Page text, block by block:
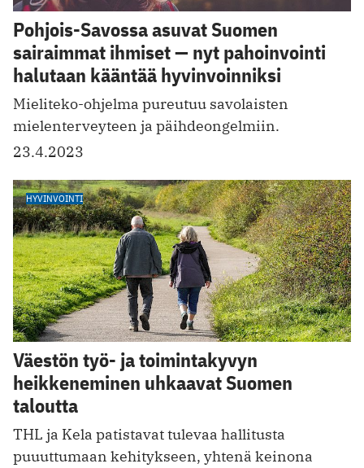
Pohjois-Savossa asuvat Suomen
sairaimmat ihmiset — nyt pahoinvointi
halutaan kääntää hyvinvoinniksi
Mieliteko-ohjelma pureutuu savolaisten
mielenterveyteen ja päihdeongelmiin.
23.4.2023
HYVINVOINTI
Väestön työ- ja toimintakyvyn
heikkeneminen uhkaavat Suomen
taloutta
THL ja Kela patistavat tulevaa hallitusta
puuuttumaan kehitykseen, yhtenä keinona